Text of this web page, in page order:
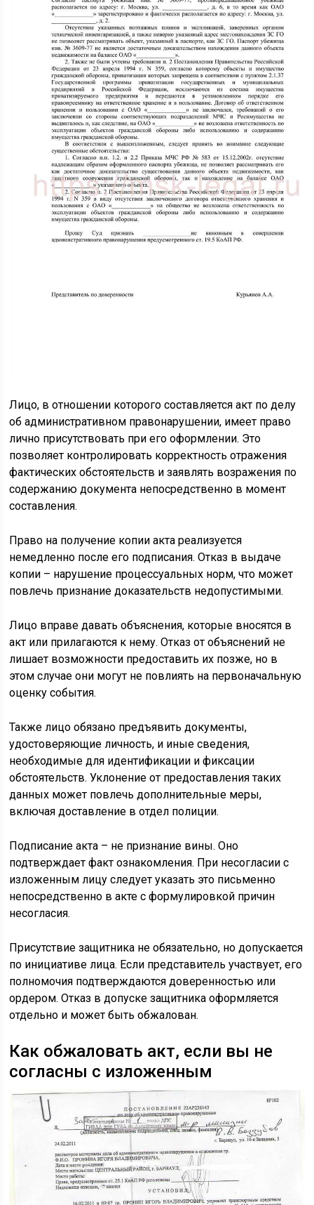
Лицо, в отношении которого составляется акт по делу
об административном правонарушении, имеет право
лично присутствовать при его оформлении. Это
позволяет контролировать корректность отражения
фактических обстоятельств и заявлять возражения по
содержанию документа непосредственно в момент
составления.
Право на получение копии акта реализуется
немедленно после его подписания. Отказ в выдаче
копии – нарушение процессуальных норм, что может
повлечь признание доказательств недопустимыми.
Лицо вправе давать объяснения, которые вносятся в
акт или прилагаются к нему. Отказ от объяснений не
лишает возможности предоставить их позже, но в
этом случае они могут не повлиять на первоначальную
оценку события.
Также лицо обязано предъявить документы,
удостоверяющие личность, и иные сведения,
необходимые для идентификации и фиксации
обстоятельств. Уклонение от предоставления таких
данных может повлечь дополнительные меры,
включая доставление в отдел полиции.
Подписание акта – не признание вины. Оно
подтверждает факт ознакомления. При несогласии с
изложенным лицу следует указать это письменно
непосредственно в акте с формулировкой причин
несогласия.
Присутствие защитника не обязательно, но допускается
по инициативе лица. Если представитель участвует, его
полномочия подтверждаются доверенностью или
ордером. Отказ в допуске защитника оформляется
отдельно и может быть обжалован.
Как обжаловать акт, если вы не
согласны с изложенным